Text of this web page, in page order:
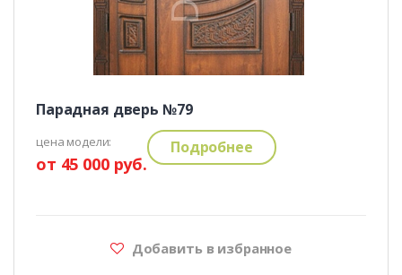
Парадная дверь №79
цена модели:
от 45 000 руб.
Подробнее
Добавить в избранное